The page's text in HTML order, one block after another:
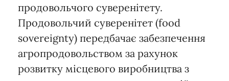
продовольчого суверенітету.
Продовольчий суверенітет (food
sovereignty) передбачає забезпечення
агропродовольством за рахунок
розвитку місцевого виробництва з